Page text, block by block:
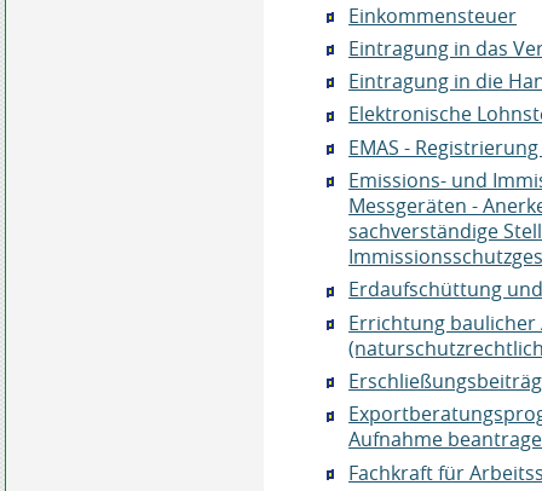
Einkommensteuer
Eintragung in das
Eintragung in die
Elektronische
EMAS -
Emissions- und
Messgeräten -
sachverständige
Erdaufschüttung
Errichtung
Aufnahme
Fachkraft für